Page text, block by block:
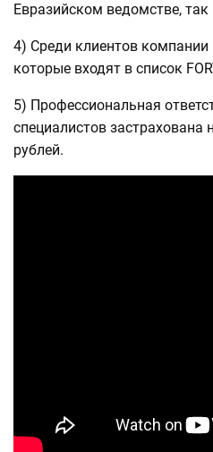
Евразийском ведомстве,
4) Среди клиентов компании
которые входят в список
5) Профессиональная
специалистов застрахована
рублей.